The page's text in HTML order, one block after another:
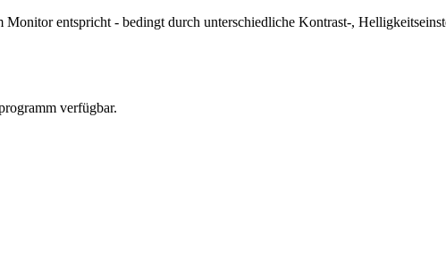
entspricht - bedingt durch unterschiedliche Kontrast-,
verfügbar.